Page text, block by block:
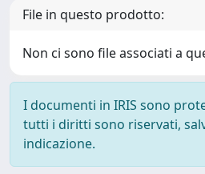
File in questo prodotto:
Non ci sono file associati a
I documenti in IRIS sono
tutti i diritti sono riservati,
indicazione.